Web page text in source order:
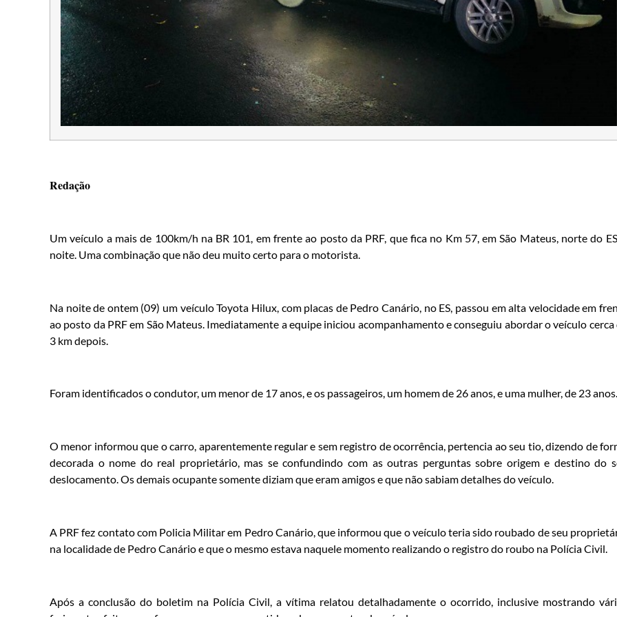
Redação
Um veículo a mais de 100km/h na BR 101, em frente ao posto da PRF, que fica no Km 57, em São Mateus, norte do
noite. Uma combinação que não deu muito certo para o motorista.
Na noite de ontem (09) um veículo Toyota Hilux, com placas de Pedro Canário, no ES, passou em alta velocidade em
ao posto da PRF em São Mateus. Imediatamente a equipe iniciou acompanhamento e conseguiu abordar o veículo cerca
3 km depois.
Foram identificados o condutor, um menor de 17 anos, e os passageiros, um homem de 26 anos, e uma mulher, de 23 anos.
O menor informou que o carro, aparentemente regular e sem registro de ocorrência, pertencia ao seu tio, dizendo de
decorada o nome do real proprietário, mas se confundindo com as outras perguntas sobre origem e destino do
deslocamento. Os demais ocupante somente diziam que eram amigos e que não sabiam detalhes do veículo.
A PRF fez contato com Policia Militar em Pedro Canário, que informou que o veículo teria sido roubado de seu
na localidade de Pedro Canário e que o mesmo estava naquele momento realizando o registro do roubo na Polícia Civil.
Após a conclusão do boletim na Polícia Civil, a vítima relatou detalhadamente o ocorrido, inclusive mostrando